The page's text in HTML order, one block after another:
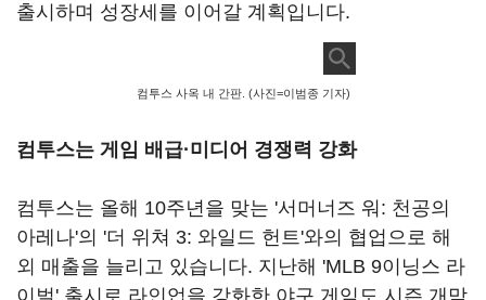
출시하며 성장세를 이어갈 계획입니다.
컴투스 사옥 내 간판. (사진=이범종 기자)
컴투스는 게임 배급·미디어 경쟁력 강화
컴투스는 올해 10주년을 맞는 '서머너즈 워: 천공의
아레나'의 '더 위쳐 3: 와일드 헌트'와의 협업으로 해
외 매출을 늘리고 있습니다. 지난해 'MLB 9이닝스 라
이벌' 출시로 라인업을 강화한 야구 게임도 시즌 개막